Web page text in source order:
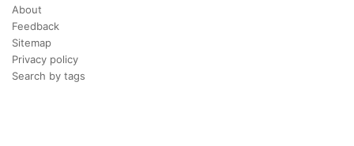
About
Feedback
Sitemap
Privacy policy
Search by tags